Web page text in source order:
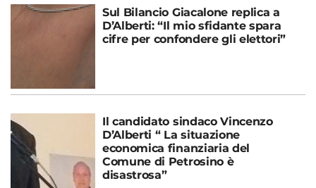
Sul Bilancio Giacalone replica a
D’Alberti: “Il mio sfidante spara
cifre per confondere gli elettori”
Il candidato sindaco Vincenzo
D’Alberti “ La situazione
economica finanziaria del
Comune di Petrosino è
disastrosa”